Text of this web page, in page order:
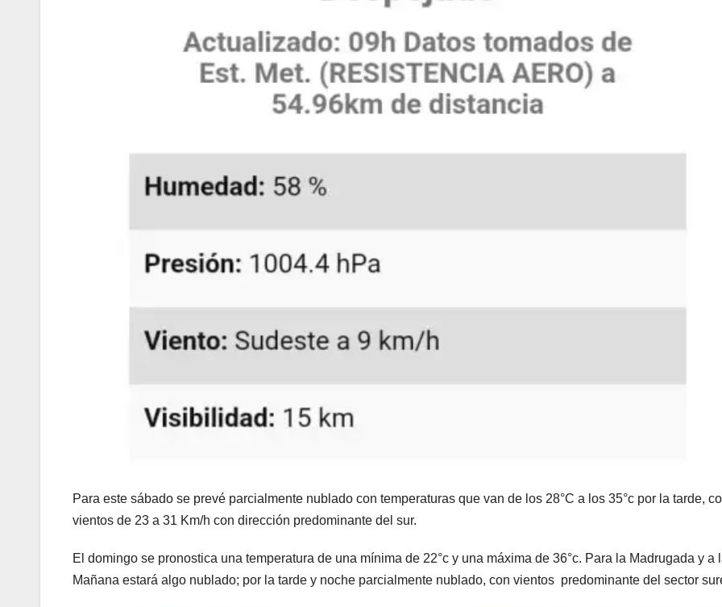
Para este sábado se prevé parcialmente nublado con temperaturas que van de los 28°C a los 35°c por la tarde,
vientos de 23 a 31 Km/h con dirección predominante del sur.
El domingo se pronostica una temperatura de una mínima de 22°c y una máxima de 36°c. Para la Madrugada y a
Mañana estará algo nublado; por la tarde y noche parcialmente nublado, con vientos predominante del sector